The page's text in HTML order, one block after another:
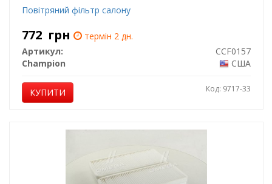
Повітряний фільтр салону
772 грн
термін 2 дн.
Артикул:
CCF0157
Champion
США
КУПИТИ Код: 9717-33